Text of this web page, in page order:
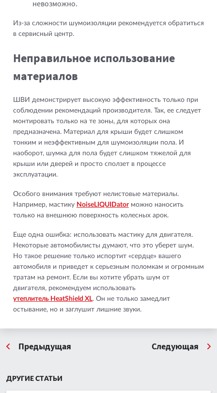
ДРУГИЕ СТАТЬИ
невозможно.
Из-за сложности шумоизоляции рекомендуется обратиться
в сервисный центр.
Неправильное использование
материалов
ШВИ демонстрирует высокую эффективность только при
соблюдении рекомендаций производителя. Так, ее следует
монтировать только на те зоны, для которых она
предназначена. Материал для крыши будет слишком
тонким и неэффективным для шумоизоляции пола. И
наоборот, шумка для пола будет слишком тяжелой для
крыши или дверей и просто сползет в процессе
эксплуатации.
Особого внимания требуют нелистовые материалы.
Например, мастику NoiseLIQUIDatorможно наносить
только на внешнюю поверхность колесных арок.
Еще одна ошибка: использовать мастику для двигателя.
Некоторые автомобилисты думают, что это уберет шум.
Но такое решение только испортит «сердце» вашего
автомобиля и приведет к серьезным поломкам и огромным
тратам на ремонт. Если вы хотите убрать шум от
двигателя, рекомендуем использовать
утеплитель HeatShield XL. Он не только замедлит
остывание, но и заглушит лишние звуки.
Предыдущая Следующая